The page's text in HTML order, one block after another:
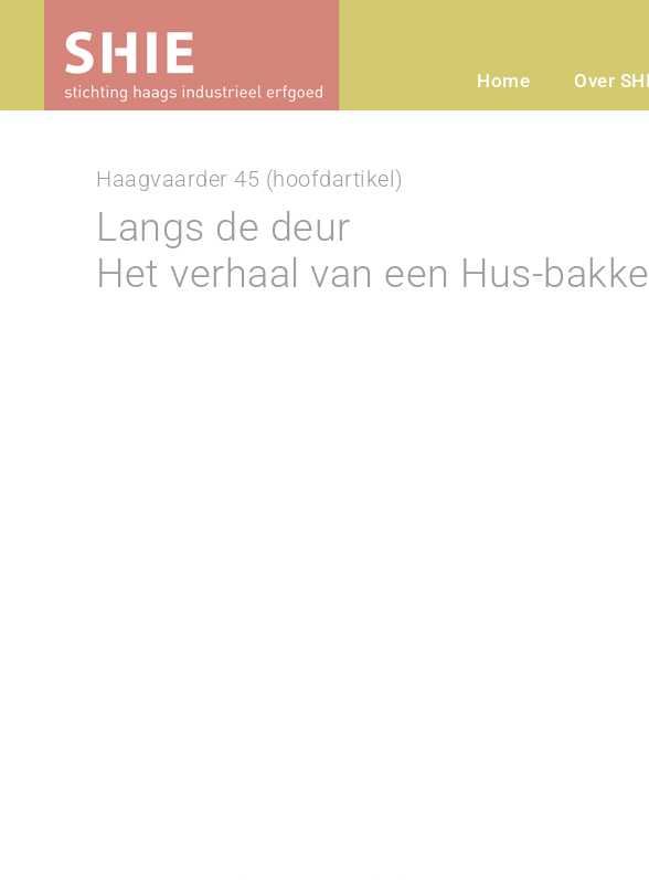
Home Over
Haagvaarder 45 (hoofdartikel)
Langs de deur
Het verhaal van een Hus-